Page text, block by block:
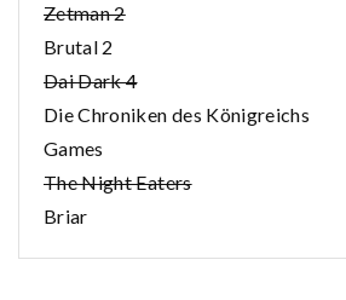
Zetman 2
Brutal 2
Dai Dark 4
Die Chroniken des Königreichs
Games
The Night Eaters
Briar